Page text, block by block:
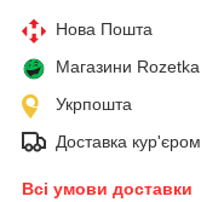
Нова Пошта
Магазини Rozetka
Укрпошта
Доставка кур'єром
Всі умови доставки